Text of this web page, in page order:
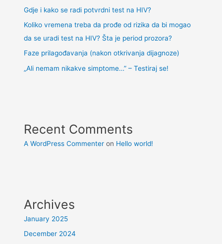
Gdje i kako se radi potvrdni test na HIV?
Koliko vremena treba da prođe od rizika da bi mogao
da se uradi test na HIV? Šta je period prozora?
Faze prilagođavanja (nakon otkrivanja dijagnoze)
„Ali nemam nikakve simptome…” – Testiraj se!
Recent Comments
A WordPress Commenter on Hello world!
Archives
January 2025
December 2024